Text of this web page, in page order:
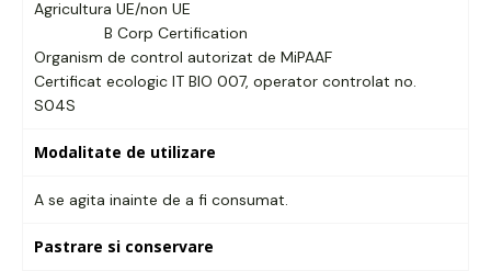
Agricultura UE/non UE
B Corp Certification
Organism de control autorizat de MiPAAF
Certificat ecologic IT BIO 007, operator controlat no.
S04S
Modalitate de utilizare
A se agita inainte de a fi consumat.
Pastrare si conservare